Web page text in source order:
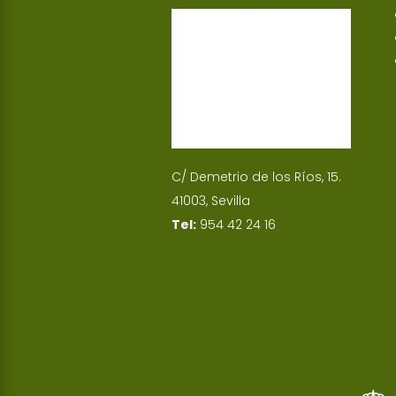
C/ Demetrio de los Ríos, 15.
41003, Sevilla
Tel: 954 42 24 16